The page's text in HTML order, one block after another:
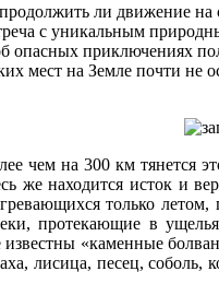
ли движение
с уникальным
опасных приключениях
мест на Земле почти
чем на 300 км тянется
же находится исток и
только
протекающие в
«каменные
лисица, песец,